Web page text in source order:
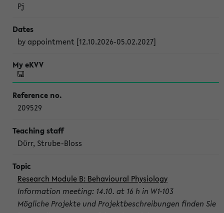
Pj
by appointment [12.10.2026-05.02.2027]
209529
Dürr, Strube-Bloss
Research Module B: Behavioural Physiology
Information meeting: 14.10. at 16 h in W1-103
Mögliche Projekte und Projektbeschreibungen finden Sie